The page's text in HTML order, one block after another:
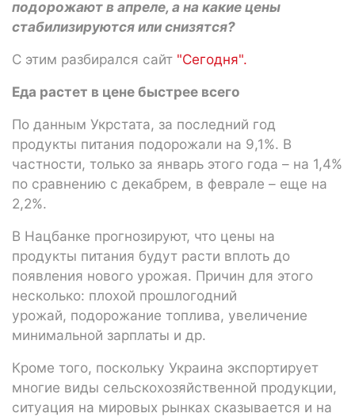
подорожают в апреле, а на какие цены
стабилизируются или снизятся?
С этим разбирался сайт "Сегодня".
Еда растет в цене быстрее всего
По данным Укрстата, за последний год
продукты питания подорожали на 9,1%. В
частности, только за январь этого года – на 1,4%
по сравнению с декабрем, в феврале – еще на
2,2%.
В Нацбанке прогнозируют, что цены на
продукты питания будут расти вплоть до
появления нового урожая. Причин для этого
несколько: плохой прошлогодний
урожай, подорожание топлива, увеличение
минимальной зарплаты и др.
Кроме того, поскольку Украина экспортирует
многие виды сельскохозяйственной продукции,
ситуация на мировых рынках сказывается и на